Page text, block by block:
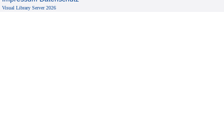
Visual Library Server 2026